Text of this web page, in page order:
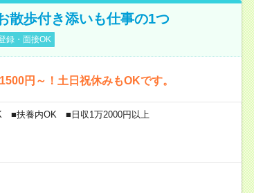
散歩付き添いも仕事の1つ
録・面接OK
円～！土日祝休みもOKです。
■扶養内OK ■日収1万2000円以上